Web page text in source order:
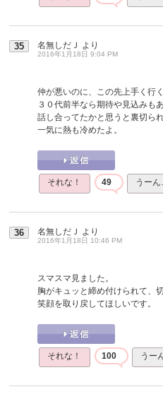
35 名無しだＪ より
2016年1月18日 9:04 PM
仲が悪いのに、この先上手く行
３０代前半なら期待や見込みも
話し合ってたかと思うと裏切られ
一気に熱も冷めたよ。
それな！ 49 うーん
36 名無しだＪ より
2016年1月18日 10:46 PM
スマスマ見ました。
胸がキュッと締め付けられて、
笑顔を取り戻してほしいです。
それな！ 100 うー